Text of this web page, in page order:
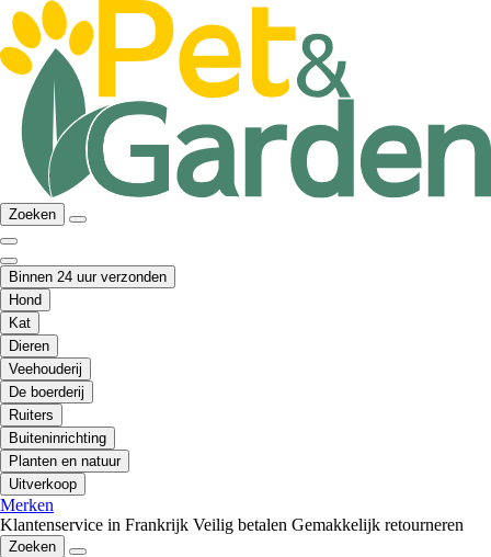
Zoeken
Binnen 24 uur verzonden
Hond
Kat
Dieren
Veehouderij
De boerderij
Ruiters
Buiteninrichting
Planten en natuur
Uitverkoop
Merken
Klantenservice in Frankrijk Veilig betalen Gemakkelijk retourneren
Zoeken